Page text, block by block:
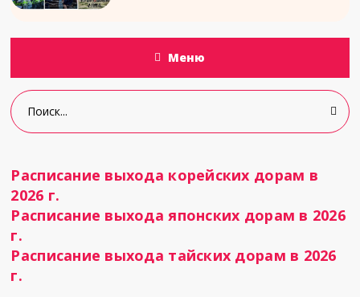
Меню
Расписание выхода корейских дорам в
2026 г.
Расписание выхода японских дорам в 2026
г.
Расписание выхода тайских дорам в 2026
г.